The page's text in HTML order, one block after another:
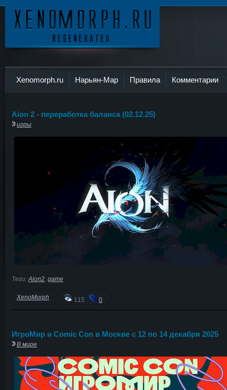
Xenomorph.ru Нарьян-Мар Правила Комментарии
Aion 2 - переработка баланса (02.12.25)
игры
Теги: Aion2 game
XenoMorph 115 0
ИгроМир и Comic Con в Москве с 12 по 14 декабря 2025
В мире